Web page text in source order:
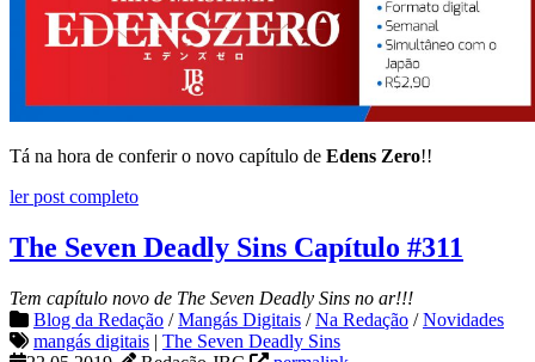
Tá na hora de conferir o novo capítulo de Edens Zero!!
ler post completo
The Seven Deadly Sins Capítulo #311
Tem capítulo novo de The Seven Deadly Sins no ar!!!
Blog da Redação /Mangás Digitais /Na Redação /Novidades
mangás digitais | The Seven Deadly Sins